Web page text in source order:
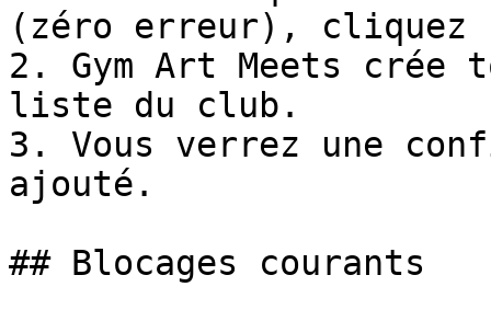
(zéro erreur), cliquez
2. Gym Art Meets crée
liste du club.
3. Vous verrez une
ajouté.
## Blocages courants